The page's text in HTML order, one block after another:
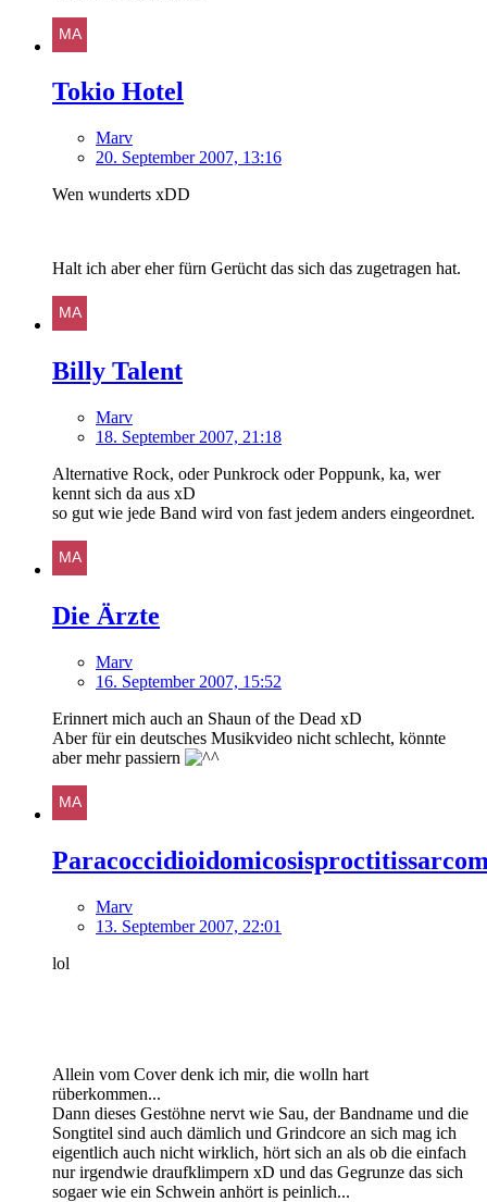
Tokio Hotel
Marv
20. September 2007, 13:16
Wen wunderts xDD
Halt ich aber eher fürn Gerücht das sich das zugetragen hat.
Billy Talent
Marv
18. September 2007, 21:18
Alternative Rock, oder Punkrock oder Poppunk, ka, wer
kennt sich da aus xD
so gut wie jede Band wird von fast jedem anders eingeordnet.
Die Ärzte
Marv
16. September 2007, 15:52
Erinnert mich auch an Shaun of the Dead xD
Aber für ein deutsches Musikvideo nicht schlecht, könnte
aber mehr passiern
Marv
13. September 2007, 22:01
lol
Allein vom Cover denk ich mir, die wolln hart
rüberkommen...
Dann dieses Gestöhne nervt wie Sau, der Bandname und die
Songtitel sind auch dämlich und Grindcore an sich mag ich
eigentlich auch nicht wirklich, hört sich an als ob die einfach
nur irgendwie draufklimpern xD und das Gegrunze das sich
sogaer wie ein Schwein anhört is peinlich...